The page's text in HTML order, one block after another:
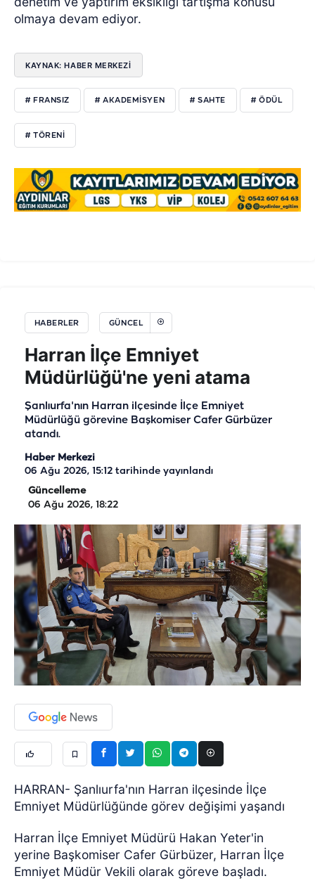
olmaya devam ediyor.
KAYNAK: HABER MERKEZİ
# FRANSIZ # AKADEMİSYEN # SAHTE # ÖDÜL
# TÖRENİ
HABERLER GÜNCEL
Harran İlçe Emniyet
Müdürlüğü'ne yeni atama
Şanlıurfa'nın Harran ilçesinde İlçe Emniyet
Müdürlüğü görevine Başkomiser Cafer Gürbüzer
atandı.
Haber Merkezi
06 Ağu 2026, 15:12 tarihinde yayınlandı
Güncelleme
06 Ağu 2026, 18:22
HARRAN- Şanlıurfa'nın Harran ilçesinde İlçe
Emniyet Müdürlüğünde görev değişimi yaşandı
Harran İlçe Emniyet Müdürü Hakan Yeter'in
yerine Başkomiser Cafer Gürbüzer, Harran İlçe
Emniyet Müdür Vekili olarak göreve başladı.